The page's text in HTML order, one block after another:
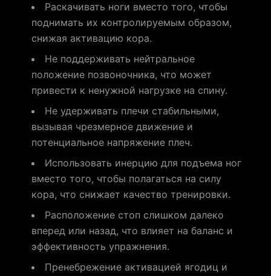
Раскачивать ноги вместо того, чтобы
поднимать их контролируемым образом,
снижая активацию кора.
Не поддерживать нейтральное
положение позвоночника, что может
привести к ненужной нагрузке на спину.
Не удерживать плечи стабильными,
вызывая чрезмерное движение и
потенциальное напряжение плеч.
Использовать инерцию для подъема ног
вместо того, чтобы полагаться на силу
кора, что снижает качество тренировки.
Расположение стоп слишком далеко
вперед или назад, что влияет на баланс и
эффективность упражнения.
Пренебрежение активацией ягодиц и